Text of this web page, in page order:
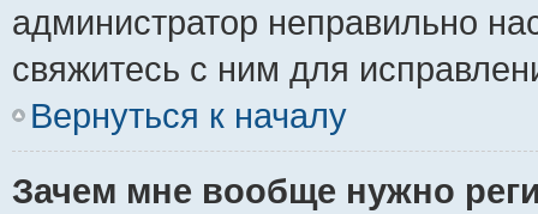
администратор неправильно
свяжитесь с ним для
Вернуться к началу
Зачем мне вообще нужно